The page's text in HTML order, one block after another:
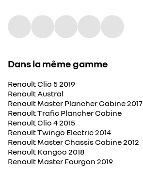
Dans la même gamme
Renault Clio 5 2019
Renault Austral
Renault Master Plancher Cabine 2017
Renault Trafic Plancher Cabine
Renault Clio 4 2015
Renault Twingo Electric 2014
Renault Master Chassis Cabine 2012
Renault Kangoo 2018
Renault Master Fourgon 2019